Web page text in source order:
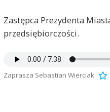
Zastępca Prezydenta
przedsiębiorczości.
Zaprasza Sebastian Wierciak